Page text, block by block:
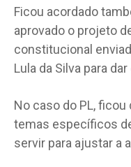
Ficou acordado
aprovado o projeto
constitucional
Lula da Silva para
No caso do PL,
temas específicos
servir para ajustar a